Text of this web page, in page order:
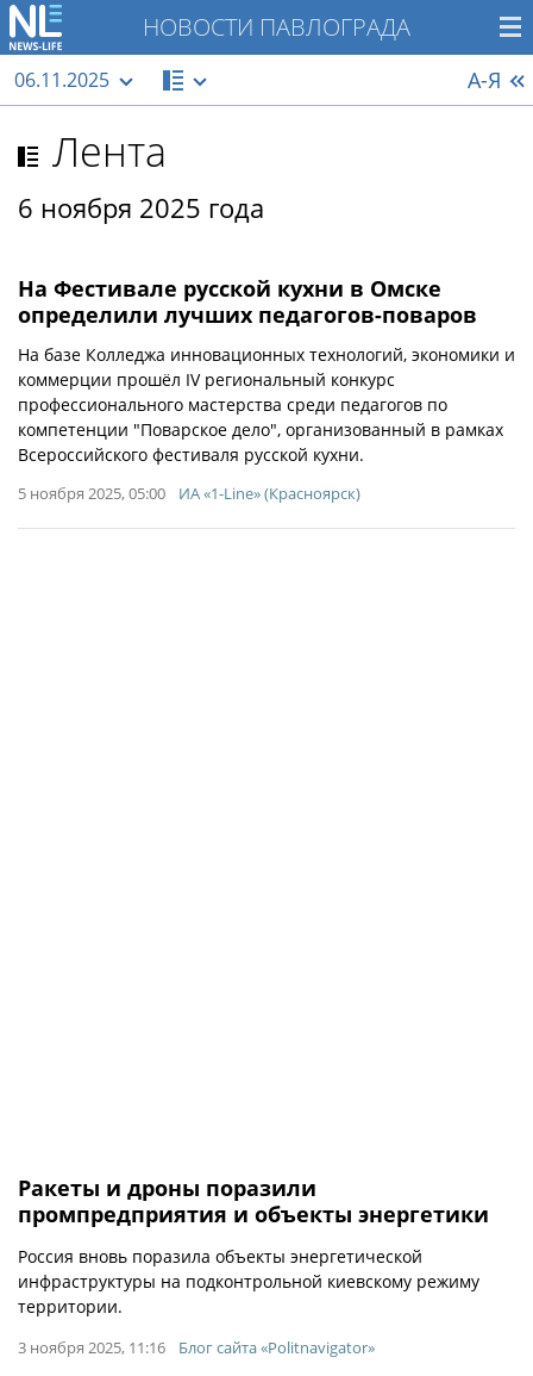
НОВОСТИ ПАВЛОГРАДА
06.11.2025 А-Я
Лента
6 ноября 2025 года
На Фестивале русской кухни в Омске
определили лучших педагогов-поваров
На базе Колледжа инновационных технологий, экономики и
коммерции прошёл IV региональный конкурс
профессионального мастерства среди педагогов по
компетенции "Поварское дело", организованный в рамках
Всероссийского фестиваля русской кухни.
5 ноября 2025, 05:00 ИА «1-Line» (Красноярск)
Ракеты и дроны поразили
промпредприятия и объекты энергетики
Россия вновь поразила объекты энергетической
инфраструктуры на подконтрольной киевскому режиму
территории.
3 ноября 2025, 11:16 Блог сайта «Politnavigator»